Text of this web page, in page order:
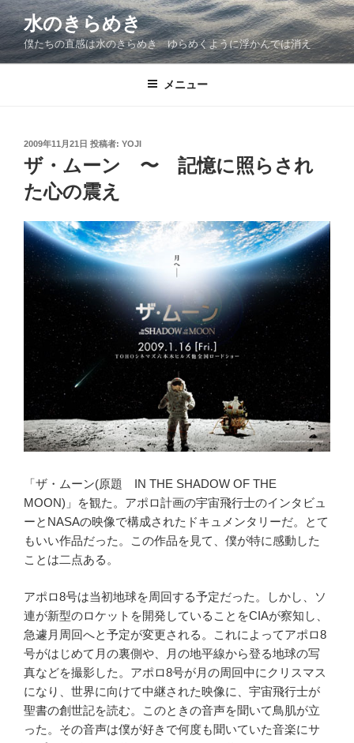
コ
ン
テ
ン
水のきらめき
僕たちの直感は水のきらめき ゆらめくように浮かんでは消え
メニュー
投
稿
日:
2009年11月21日 投稿者: YOJI
ザ・ムーン 〜 記憶に照らされ
た心の震え
「ザ・ムーン(原題 IN THE SHADOW OF THE
MOON)」を観た。アポロ計画の宇宙飛行士のインタビュ
ーとNASAの映像で構成されたドキュメンタリーだ。とて
もいい作品だった。この作品を見て、僕が特に感動した
ことは二点ある。
アポロ8号は当初地球を周回する予定だった。しかし、ソ
連が新型のロケットを開発していることをCIAが察知し、
急遽月周回へと予定が変更される。これによってアポロ8
号がはじめて月の裏側や、月の地平線から登る地球の写
真などを撮影した。アポロ8号が月の周回中にクリスマス
になり、世界に向けて中継された映像に、宇宙飛行士が
聖書の創世記を読む。このときの音声を聞いて鳥肌が立
った。その音声は僕が好きで何度も聞いていた音楽にサ